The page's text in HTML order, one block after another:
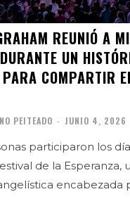
REUNIÓ A
UN
COMPARTIR
PEITEADO - JUNIO 4, 2026
participaron los
de la Esperanza,
encabezada